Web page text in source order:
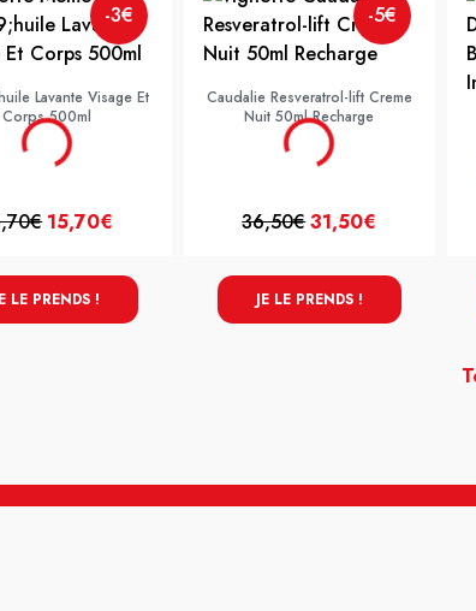
-3€
Lavante Visage Et
Corps 500ml
15,70€
LE PRENDS !
-5€
Caudalie Resveratrol-lift Creme
Nuit 50ml Recharge
36,50€31,50€
JE LE PRENDS !